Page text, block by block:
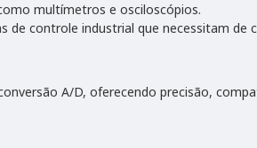
multímetros e osciloscópios.
de controle industrial que necessitam de
A/D, oferecendo precisão,